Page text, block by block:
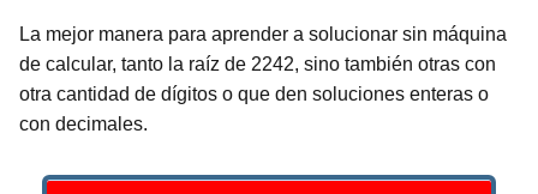
La mejor manera para aprender a solucionar sin máquina
de calcular, tanto la raíz de 2242, sino también otras con
otra cantidad de dígitos o que den soluciones enteras o
con decimales.